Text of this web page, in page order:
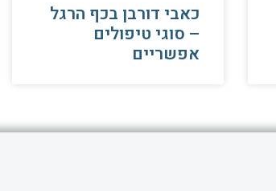
כאבי דורבן בכף הרגל
– סוגי טיפולים
אפשריים